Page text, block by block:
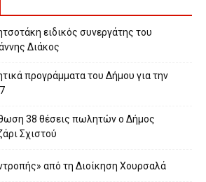
ειδικός συνεργάτης του
Διάκος
προγράμματα του Δήμου για την
38 θέσεις πωλητών ο Δήμος
Σχιστού
από τη Διοίκηση Χουρσαλά